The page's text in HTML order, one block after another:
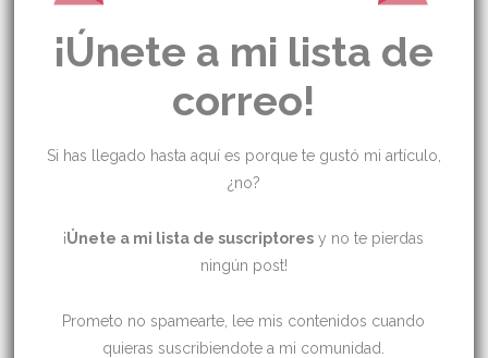
¡Únete a mi lista de
correo!
Si has llegado hasta aquí es porque te gustó mi artículo,
¿no?
¡Únete a mi lista de suscriptores y no te pierdas
ningún post!
Prometo no spamearte, lee mis contenidos cuando
quieras suscribiendote a mi comunidad.